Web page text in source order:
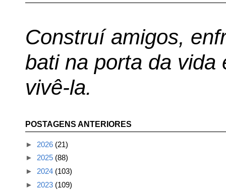
Construí amigos,
bati na porta da vida
vivê-la.
POSTAGENS ANTERIORES
► 2026 (21)
► 2025 (88)
► 2024 (103)
► 2023 (109)